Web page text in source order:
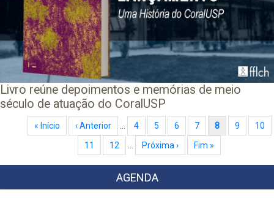
Livro reúne depoimentos e memórias de meio
século de atuação do CoralUSP
Paginação
Primeira página
« Início Página anterior
‹ Anterior Page
4 Page
5 Page
6 Page
7 Página atual
8 Page
9
10
Page
11 Page
12 Próxima página
Próxima › Última página
Fim »
AGENDA